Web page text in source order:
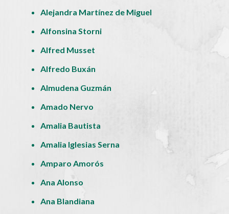
Alejandra Martínez de Miguel
Alfonsina Storni
Alfred Musset
Alfredo Buxán
Almudena Guzmán
Amado Nervo
Amalia Bautista
Amalia Iglesias Serna
Amparo Amorós
Ana Alonso
Ana Blandiana